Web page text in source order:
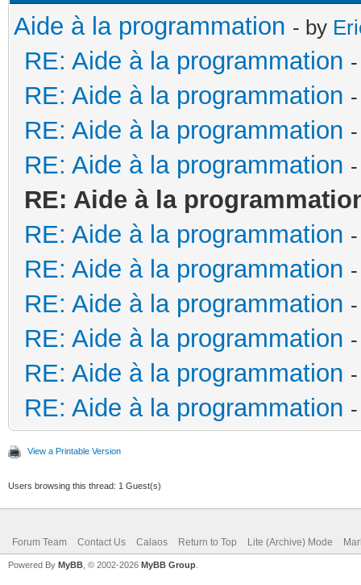
Aide à la programmation - by
RE: Aide à la programmation
RE: Aide à la programmation
RE: Aide à la programmation
RE: Aide à la programmation
RE: Aide à la
RE: Aide à la programmation
RE: Aide à la programmation
RE: Aide à la programmation
RE: Aide à la programmation
RE: Aide à la programmation
RE: Aide à la programmation
View a Printable Version
Users browsing this thread: 1 Guest(s)
Forum Team Contact Us Calaos Return to Top Lite (Archive) Mode
Powered By MyBB , © 2002-2026 MyBB Group